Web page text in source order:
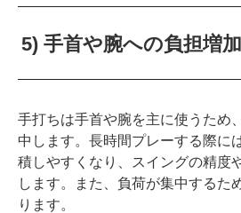
5) 手首や腕への負担増加
手打ちは手首や腕を主に使うため
中します。長時間プレーする際に
積しやすくなり、スイングの精度
します。また、負荷が集中するた
ります。